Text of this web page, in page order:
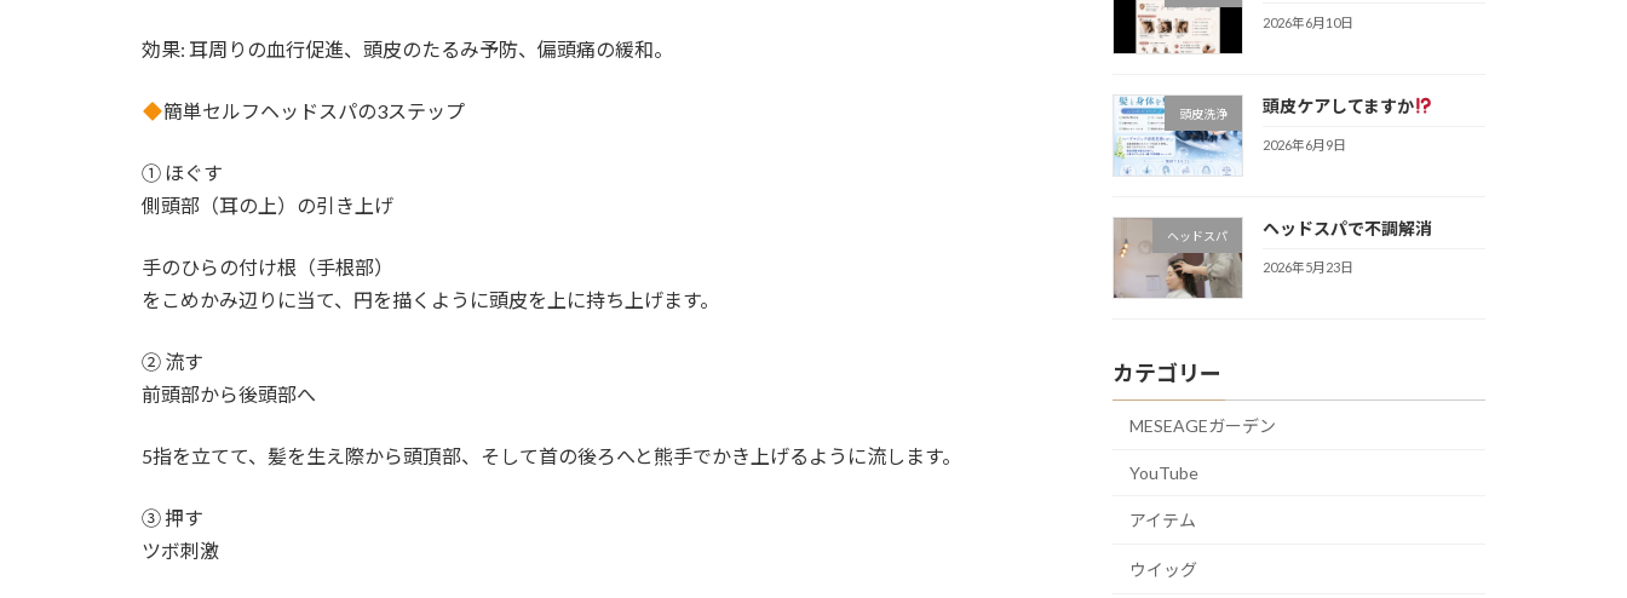
効果: 耳周りの血行促進、頭皮のたるみ予防、偏頭痛の緩和。
簡単セルフヘッドスパの3ステップ
① ほぐす
側頭部（耳の上）の引き上げ
手のひらの付け根（手根部）
をこめかみ辺りに当て、円を描くように頭皮を上に持ち上げます。
② 流す
前頭部から後頭部へ
5指を立てて、髪を生え際から頭頂部、そして首の後ろへと熊手でかき上げるように流します。
③ 押す
ツボ刺激
2026年6月10日
頭皮洗浄 頭皮ケアしてますか
2026年6月9日
ヘッドスパ ヘッドスパで不調解消
2026年5月23日
カテゴリー
MESEAGEガーデン
YouTube
アイテム
ウイッグ